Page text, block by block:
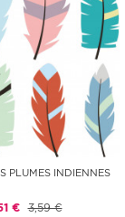
PLUMES INDIENNES
€ 3,59 €